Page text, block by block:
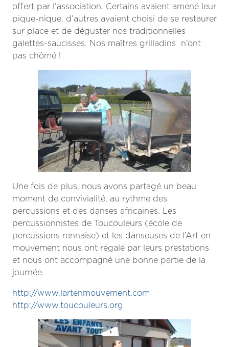
offert par l’association. Certains avaient amené leur
pique-nique, d’autres avaient choisi de se restaurer
sur place et de déguster nos traditionnelles
galettes-saucisses. Nos maîtres grilladins n’ont
pas chômé !
Une fois de plus, nous avons partagé un beau
moment de convivialité, au rythme des
percussions et des danses africaines. Les
percussionnistes de Toucouleurs (école de
percussions rennaise) et les danseuses de l’Art en
mouvement nous ont régalé par leurs prestations
et nous ont accompagné une bonne partie de la
journée.
http://www.lartenmouvement.com
http://www.toucouleurs.org